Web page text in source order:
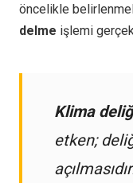
öncelikle
delme işlemi
Klima
etken;